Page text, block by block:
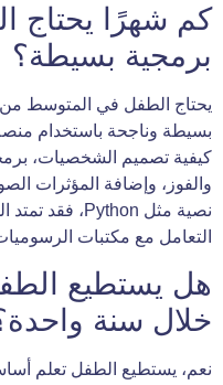
كم شهرًا يحتاج
برمجية بسيطة؟
كيفية تصميم الشخصيات،
والفوز، وإضافة المؤثرات
التعامل مع مكتبات
خلال سنة